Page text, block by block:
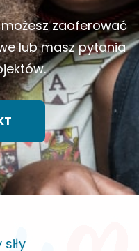
zaoferować
lub masz pytania
siły